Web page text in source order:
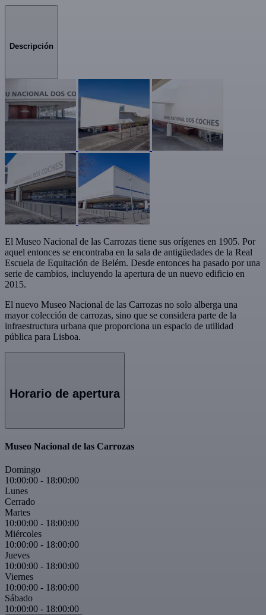
Descripción
El Museo Nacional de las Carrozas tiene sus orígenes en 1905. Por
aquel entonces se encontraba en la sala de antigüedades de la Real
Escuela de Equitación de Belém. Desde entonces ha pasado por una
serie de cambios, incluyendo la apertura de un nuevo edificio en
2015.
El nuevo Museo Nacional de las Carrozas no solo alberga una
mayor colección de carrozas, sino que se considera parte de la
infraestructura urbana que proporciona un espacio de utilidad
pública para Lisboa.
Horario de apertura
Museo Nacional de las Carrozas
Domingo
10:00:00 - 18:00:00
Lunes
Cerrado
Martes
10:00:00 - 18:00:00
Miércoles
10:00:00 - 18:00:00
Jueves
10:00:00 - 18:00:00
Viernes
10:00:00 - 18:00:00
Sábado
10:00:00 - 18:00:00